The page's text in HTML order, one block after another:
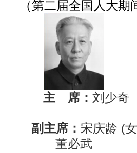
（第二届全国人大期
主 席： 刘少奇
副主席： 宋庆龄 (
董必武